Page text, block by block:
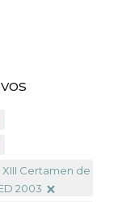
XIII Certamen de
2003